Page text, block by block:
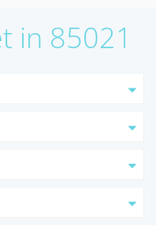
in 85021